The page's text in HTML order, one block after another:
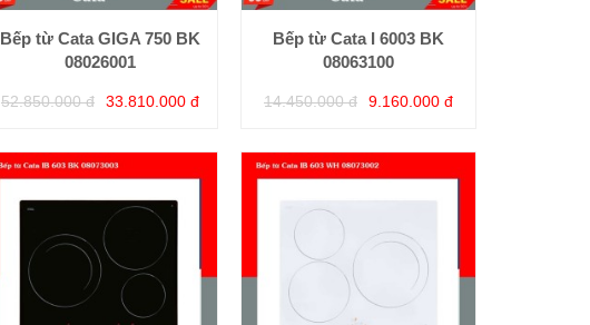
Bếp từ Cata GIGA 750 BK
08026001
52.850.000 đ 33.810.000 đ
Bếp từ Cata I 6003 BK
08063100
14.450.000 đ 9.160.000 đ